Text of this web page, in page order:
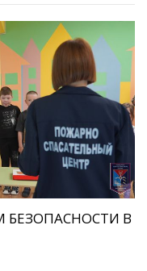
БЕЗОПАСНОСТИ В